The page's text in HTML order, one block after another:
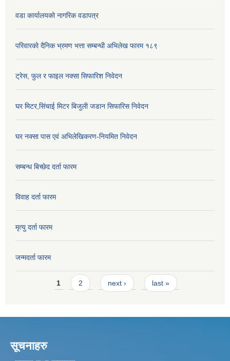
वडा कार्यालयको नागरिक वडापत्र
परिवारको दैनिक भ्रमण भत्ता सम्बन्धी अभिलेख फारम १८९
ट्रेस, फुल र फाइल नक्सा सिफारिश निवेदन
घर मिटर,सिंचाई मिटर बिजुली जडान सिफारिस निवेदन
घर नक्सा पास एवं अभिलेखिकरण-नियमित निवेदन
सम्बन्ध बिच्छेद दर्ता फारम
विवाह दर्ता फारम
मृत्यु दर्ता फारम
जन्मदर्ता फारम
Pages1 2 next › last »
सूचनाहरु